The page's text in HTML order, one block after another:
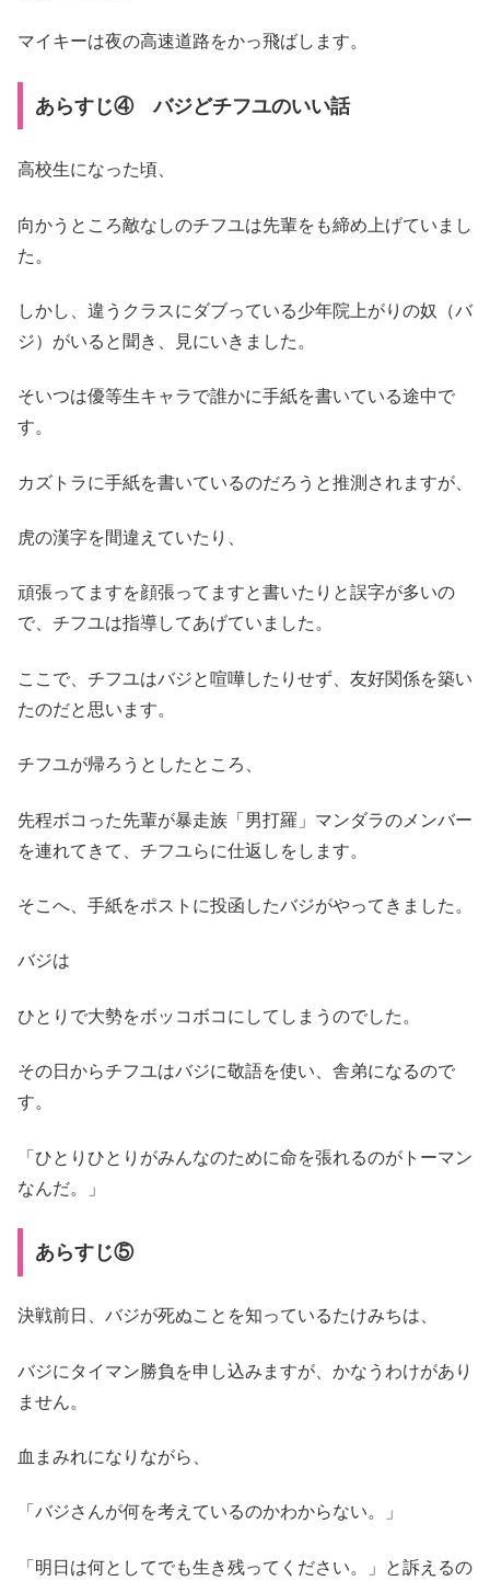
マイキーは夜の高速道路をかっ飛ばします。
あらすじ④ バジどチフユのいい話
高校生になった頃、
向かうところ敵なしのチフユは先輩をも締め上げていまし
た。
しかし、違うクラスにダブっている少年院上がりの奴（バ
ジ）がいると聞き、見にいきました。
そいつは優等生キャラで誰かに手紙を書いている途中で
す。
カズトラに手紙を書いているのだろうと推測されますが、
虎の漢字を間違えていたり、
頑張ってますを顔張ってますと書いたりと誤字が多いの
で、チフユは指導してあげていました。
ここで、チフユはバジと喧嘩したりせず、友好関係を築い
たのだと思います。
チフユが帰ろうとしたところ、
先程ボコった先輩が暴走族「男打羅」マンダラのメンバー
を連れてきて、チフユらに仕返しをします。
そこへ、手紙をポストに投函したバジがやってきました。
バジは
ひとりで大勢をボッコボコにしてしまうのでした。
その日からチフユはバジに敬語を使い、舎弟になるので
す。
「ひとりひとりがみんなのために命を張れるのがトーマン
なんだ。」
あらすじ⑤
決戦前日、バジが死ぬことを知っているたけみちは、
バジにタイマン勝負を申し込みますが、かなうわけがあり
ません。
血まみれになりながら、
「バジさんが何を考えているのかわからない。」
「明日は何としてでも生き残ってください。」と訴えるの